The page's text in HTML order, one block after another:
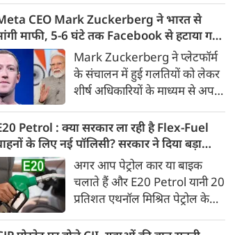
इलेक्ट्रिक स्कूटर का पहला वीडियो
टीजर जारी कर दिया है। इस नए
इलेक्ट्रिक स्कूटर का नाम Ather
Konarc बताया गया है। कंपनी इसे
29 अगस्त 2026 को होने वाले
Ather Annual Community
Day के दौरान भारतीय बाजार में पेश
करेगी।
CEO Mark Zuckerberg ने भारत से
माफी, 5-6 घंटे तक Facebook से हटाया गया
PM Modi का वीडियोMark Zuckerberg ने प्लेटफॉर्म
के संचालन में हुई गलतियों को लेकर
शीर्ष अधिकारियों के माध्यम से अपनी
बैठक के दौरान Meta ने यह भी
स्वीकार किया कि कुछ खास तरह के
कंटेंट को ज्यादा लोगों तक पहुंचाने के
लिए बड़ी रकम का भुगतान किया
गया था। सूत्र के मुताबिक, Meta ने
गलती स्वीकार करते हुए माफी मांगी
और इस पर अफसोस जताया।
Petrol : क्या सरकार ला रही है Flex-Fuel
के लिए नई पॉलिसी? सरकार ने दिया बड़ा
अगर आप पेट्रोल कार या बाइक
चलाते हैं और E20 Petrol यानी 20
प्रतिशत एथनॉल मिश्रित पेट्रोल के